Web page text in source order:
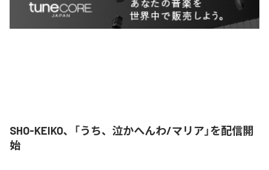
SHO-KEIKO、「うち、泣かへんわ/マリア」を配信開
始